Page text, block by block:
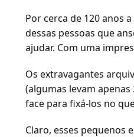
Por cerca de 120 anos
dessas pessoas que
ajudar. Com uma
Os extravagantes
(algumas levam
face para fixá-los no
Claro, esses pequenos